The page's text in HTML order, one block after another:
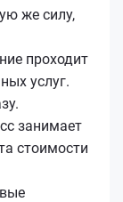
же силу,
проходит
услуг.
занимает
стоимости